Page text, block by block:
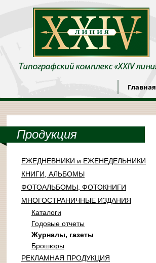
Главная
Продукция
ЕЖЕДНЕВНИКИ и ЕЖЕНЕДЕЛЬНИКИ
КНИГИ, АЛЬБОМЫ
ФОТОАЛЬБОМЫ, ФОТОКНИГИ
МНОГОСТРАНИЧНЫЕ ИЗДАНИЯ
Каталоги
Годовые отчеты
Журналы, газеты
Брошюры
РЕКЛАМНАЯ ПРОДУКЦИЯ